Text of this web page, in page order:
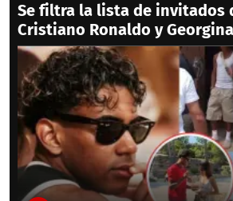
Se filtra la lista de invitados
Cristiano Ronaldo y